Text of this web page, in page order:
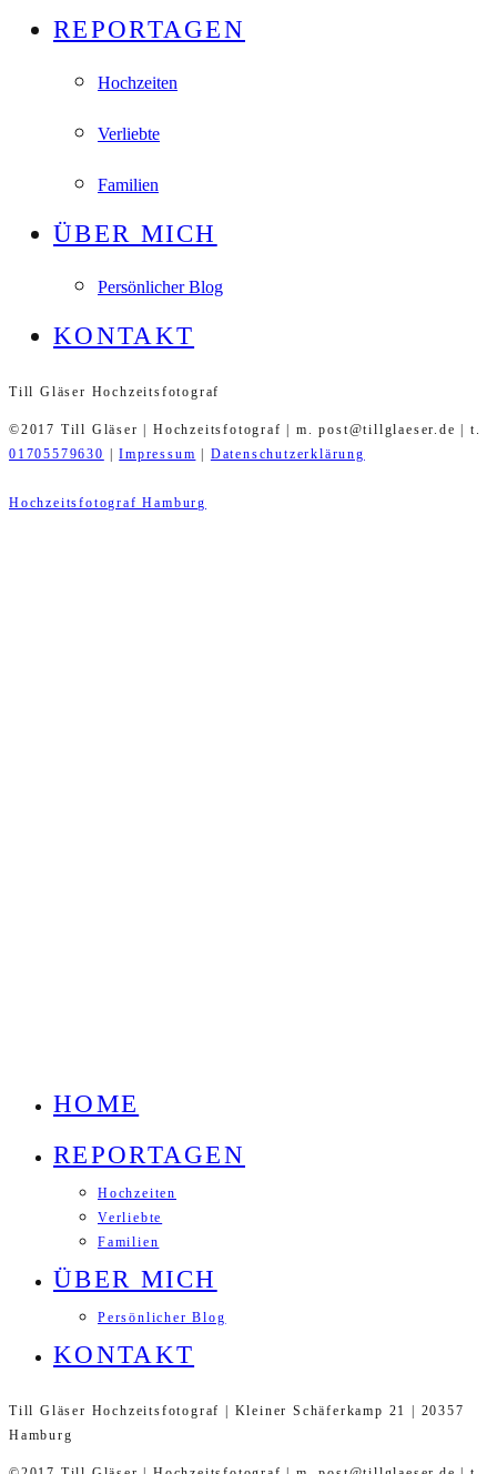
REPORTAGEN
Hochzeiten
Verliebte
Familien
ÜBER MICH
Persönlicher Blog
KONTAKT
Till Gläser Hochzeitsfotograf
©2017 Till Gläser | Hochzeitsfotograf | m. post@tillglaeser.de | t.
01705579630
|Impressum Datenschutzerklärung
Hochzeitsfotograf Hamburg
HOME
REPORTAGEN
Hochzeiten
Verliebte
Familien
ÜBER MICH
Persönlicher Blog
KONTAKT
Till Gläser Hochzeitsfotograf | Kleiner Schäferkamp 21 | 20357
Hamburg